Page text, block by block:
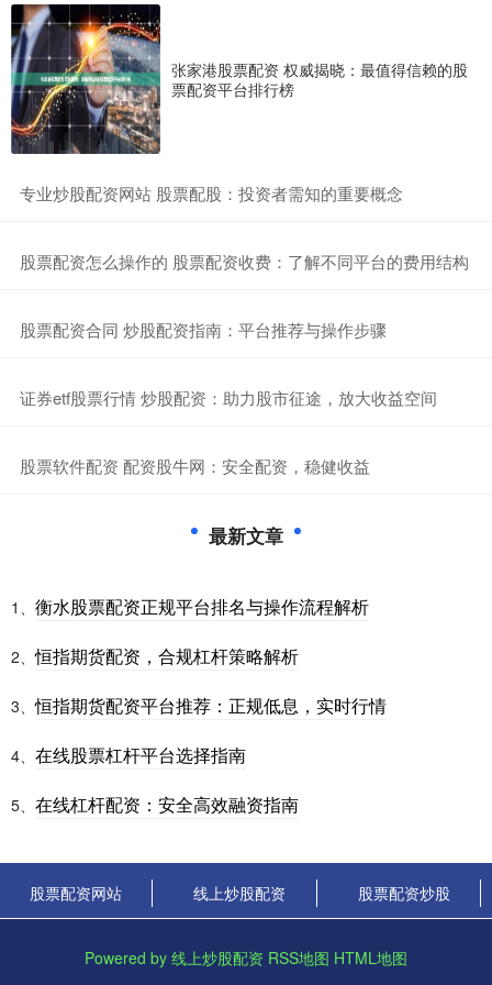
张家港股票配资 权威揭晓：最值得信赖的股
票配资平台排行榜
​专业炒股配资网站 股票配股：投资者需知的重要概念
​股票配资怎么操作的 股票配资收费：了解不同平台的费用结构
​股票配资合同 炒股配资指南：平台推荐与操作步骤
​证券etf股票行情 炒股配资：助力股市征途，放大收益空间
​股票软件配资 配资股牛网：安全配资，稳健收益
最新文章
1、 衡水股票配资正规平台排名与操作流程解析
2、恒指期货配资，合规杠杆策略解析
3、恒指期货配资平台推荐：正规低息，实时行情
4、 在线股票杠杆平台选择指南
5、 在线杠杆配资：安全高效融资指南
股票配资网站 线上炒股配资 股票配资炒股
Powered by 线上炒股配资 RSS地图 HTML地图